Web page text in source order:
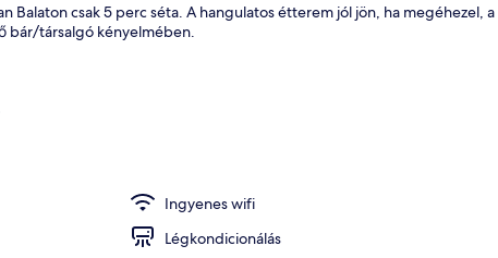
A szálláshely homlokzata
Balaton csak 5 perc séta. A hangulatos étterem jól jön, ha megéhezel,
bár/társalgó kényelmében.
Ingyenes wifi
Légkondicionálás